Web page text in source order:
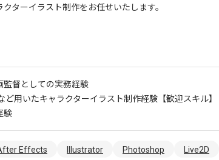
ターイラスト制作をお任せいたします。
監督としての実務経験
ど用いたキャラクターイラスト制作経験 【歓迎スキル
験
Effects Illustrator Photoshop Live2D